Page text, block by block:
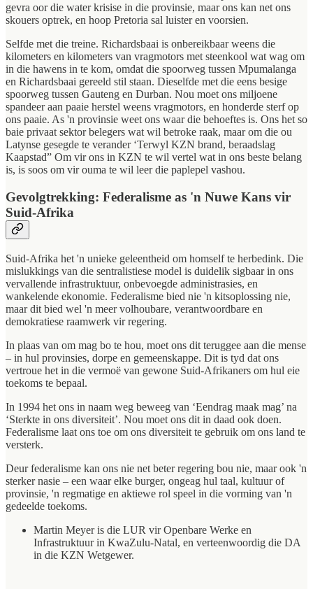
gevra oor die water krisise in die provinsie, maar ons kan net ons
skouers optrek, en hoop Pretoria sal luister en voorsien.
Selfde met die treine. Richardsbaai is onbereikbaar weens die
kilometers en kilometers van vragmotors met steenkool wat wag om
in die hawens in te kom, omdat die spoorweg tussen Mpumalanga
en Richardsbaai gereeld stil staan. Dieselfde met die eens besige
spoorweg tussen Gauteng en Durban. Nou moet ons miljoene
spandeer aan paaie herstel weens vragmotors, en honderde sterf op
ons paaie. As 'n provinsie weet ons waar die behoeftes is. Ons het so
baie privaat sektor belegers wat wil betroke raak, maar om die ou
Latynse gesegde te verander ‘Terwyl KZN brand, beraadslag
Kaapstad” Om vir ons in KZN te wil vertel wat in ons beste belang
is, is soos om vir ouma te wil leer die paplepel vashou.
Gevolgtrekking: Federalisme as 'n Nuwe Kans vir
Suid-Afrika
Suid-Afrika het 'n unieke geleentheid om homself te herbedink. Die
mislukkings van die sentralistiese model is duidelik sigbaar in ons
vervallende infrastruktuur, onbevoegde administrasies, en
wankelende ekonomie. Federalisme bied nie 'n kitsoplossing nie,
maar dit bied wel 'n meer volhoubare, verantwoordbare en
demokratiese raamwerk vir regering.
In plaas van om mag bo te hou, moet ons dit teruggee aan die mense
– in hul provinsies, dorpe en gemeenskappe. Dit is tyd dat ons
vertroue het in die vermoë van gewone Suid-Afrikaners om hul eie
toekoms te bepaal.
In 1994 het ons in naam weg beweeg van ‘Eendrag maak mag’ na
‘Sterkte in ons diversiteit’. Nou moet ons dit in daad ook doen.
Federalisme laat ons toe om ons diversiteit te gebruik om ons land te
versterk.
Deur federalisme kan ons nie net beter regering bou nie, maar ook 'n
sterker nasie – een waar elke burger, ongeag hul taal, kultuur of
provinsie, 'n regmatige en aktiewe rol speel in die vorming van 'n
gedeelde toekoms.
Martin Meyer is die LUR vir Openbare Werke en
Infrastruktuur in KwaZulu-Natal, en verteenwoordig die DA
in die KZN Wetgewer.